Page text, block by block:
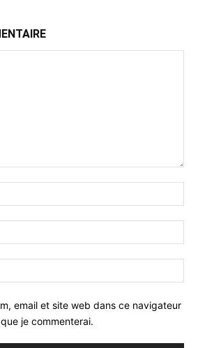
email et site web dans ce navigateur
je commenterai.